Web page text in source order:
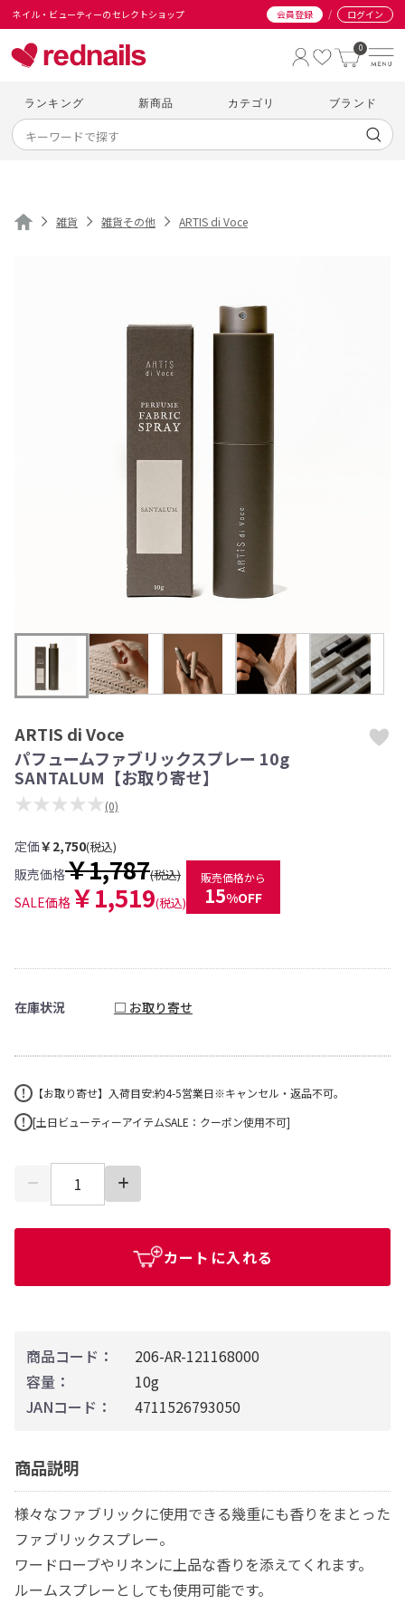
ネイル・ビューティーのセレクトショップ 会員登録 / ログイン
0
ランキング 新商品 カテゴリ ブランド
雑貨 雑貨その他 ARTIS di Voce
商品コード：
206-AR-121168000
容量：
10g
JANコード：
4711526793050
商品説明
様々なファブリックに使用できる幾重にも香りをまとった
ファブリックスプレー。
ワードローブやリネンに上品な香りを添えてくれます。
ルームスプレーとしても使用可能です。
ARTIS di Voce
パフュームファブリックスプレー 10g
SANTALUM【お取り寄せ】
★★★★★ (0)
定価￥2,750(税込)
販売価格￥1,787(税込)
SALE価格 ￥1,519(税込)
販売価格から
15%OFF
在庫状況 □ お取り寄せ
【お取り寄せ】入荷目安:約4-5営業日※キャンセル・返品不可。
[土日ビューティーアイテムSALE：クーポン使用不可]
カートに入れる